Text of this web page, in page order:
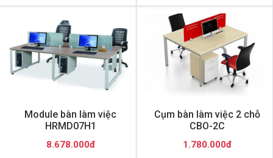
Module bàn làm việc
HRMD07H1
8.678.000đ
Cụm bàn làm việc 2 chỗ
CBO-2C
1.780.000đ